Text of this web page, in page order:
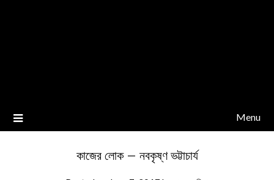
Menu
কাজের লোক – নবকৃষ্ণ ভট্টাচার্য